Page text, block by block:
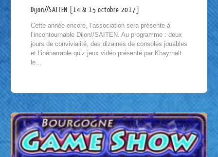
Dijon//SAITEN [14 & 15 octobre 2017]
Cette année encore, l’association sera présente à
l’incontournable Dijon//SAITEN. Au programme : deux
jours de convivialité, des dizaines de consoles jouables
et l’inénarrable quiz jeux vidéo présenté par Khayrhalt
le...